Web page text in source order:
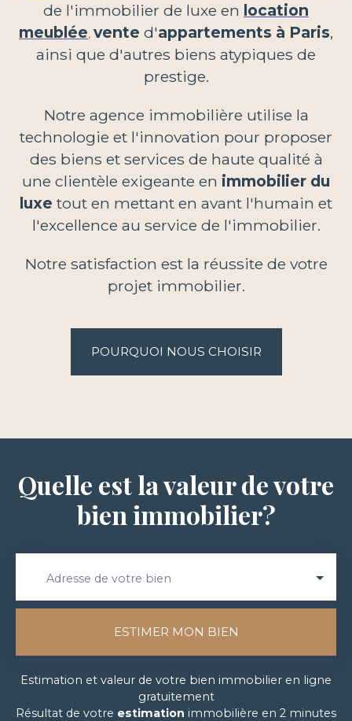
de l'immobilier de luxe en location
meublée, vente d'appartements à Paris,
ainsi que d'autres biens atypiques de
prestige.
Notre agence immobilière utilise la
technologie et l'innovation pour proposer
des biens et services de haute qualité à
une clientèle exigeante en immobilier du
luxe tout en mettant en avant l'humain et
l'excellence au service de l'immobilier.
Notre satisfaction est la réussite de votre
projet immobilier.
POURQUOI NOUS CHOISIR
Quelle est la valeur de votre
bien immobilier?
Adresse de votre bien
ESTIMER MON BIEN
Estimation et valeur de votre bien immobilier en ligne
gratuitement
Résultat de votre estimation immobilière en 2 minutes